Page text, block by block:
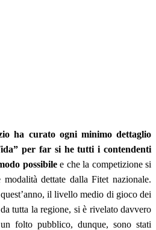
ha curato ogni minimo dettaglio
per far si he tutti i contendenti
possibilee che la competizione si
modalità dettate dalla Fitet nazionale.
il livello medio di gioco dei
tutta la regione, si è rivelato davvero
folto pubblico, dunque, sono stati